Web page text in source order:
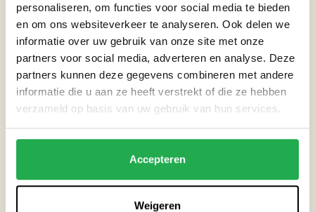
personaliseren, om functies voor social media te bieden
en om ons websiteverkeer te analyseren. Ook delen we
informatie over uw gebruik van onze site met onze
partners voor social media, adverteren en analyse. Deze
partners kunnen deze gegevens combineren met andere
informatie die u aan ze heeft verstrekt of die ze hebben
verzameld op basis van uw gebruik van hun services.
Accepteren
Weigeren
betrokken.
Locatie: Tweede van der Helststraat, Amsterdam
CATEGORIEËN